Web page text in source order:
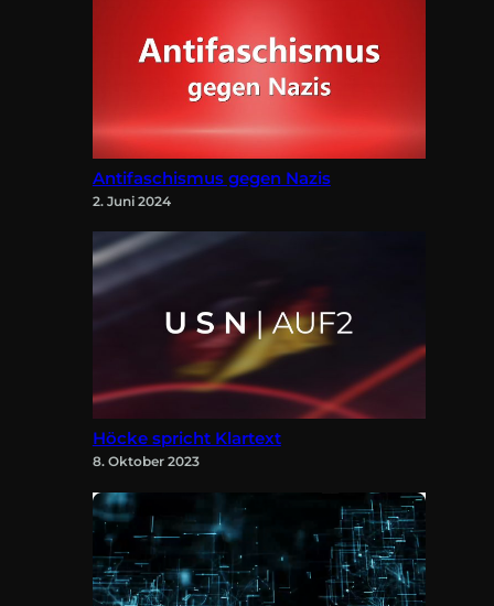
Antifaschismus gegen Nazis
2. Juni 2024
Höcke spricht Klartext
8. Oktober 2023